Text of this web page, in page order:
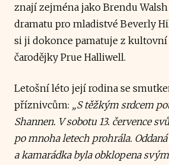
znají zejména jako Brendu
dramatu pro mladistvé Beverly
si ji dokonce pamatuje z kultovní
čarodějky Prue Halliwell.
Letošní léto její rodina se
příznivcům: „S těžkým srdcem
Shannen. V sobotu 13. července
po mnoha letech prohrála.
a kamarádka byla obklopena